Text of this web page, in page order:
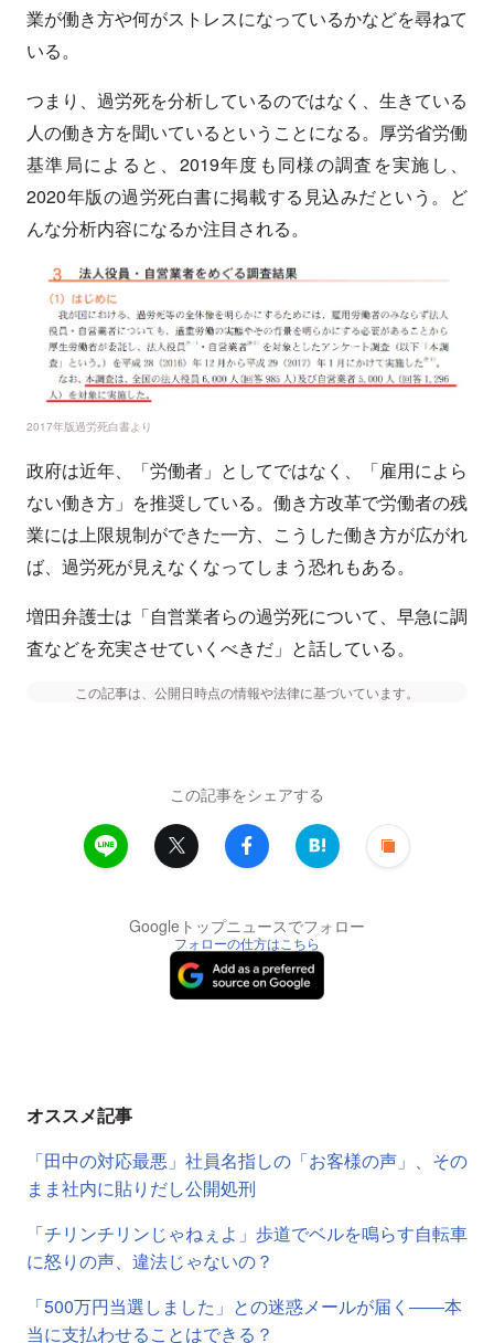
業が働き方や何がストレスになっているかなどを尋ねて
いる。
つまり、過労死を分析しているのではなく、生きている
人の働き方を聞いているということになる。厚労省労働
基準局によると、2019年度も同様の調査を実施し、
2020年版の過労死白書に掲載する見込みだという。ど
んな分析内容になるか注目される。
2017年版過労死白書より
政府は近年、「労働者」としてではなく、「雇用によら
ない働き方」を推奨している。働き方改革で労働者の残
業には上限規制ができた一方、こうした働き方が広がれ
ば、過労死が見えなくなってしまう恐れもある。
増田弁護士は「自営業者らの過労死について、早急に調
査などを充実させていくべきだ」と話している。
この記事は、公開日時点の情報や法律に基づいています。
この記事をシェアする
Googleトップニュースでフォロー
フォローの仕方はこちら
オススメ記事
「田中の対応最悪」社員名指しの「お客様の声」、その
まま社内に貼りだし公開処刑
「チリンチリンじゃねぇよ」歩道でベルを鳴らす自転車
に怒りの声、違法じゃないの？
「500万円当選しました」との迷惑メールが届く――本
当に支払わせることはできる？